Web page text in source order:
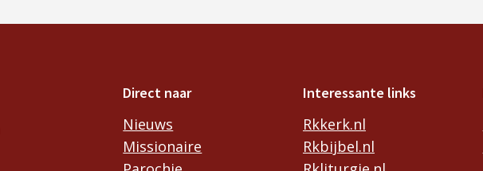
Direct naar
Nieuws
Missionaire
Interessante links
Rkkerk.nl
Rkbijbel.nl